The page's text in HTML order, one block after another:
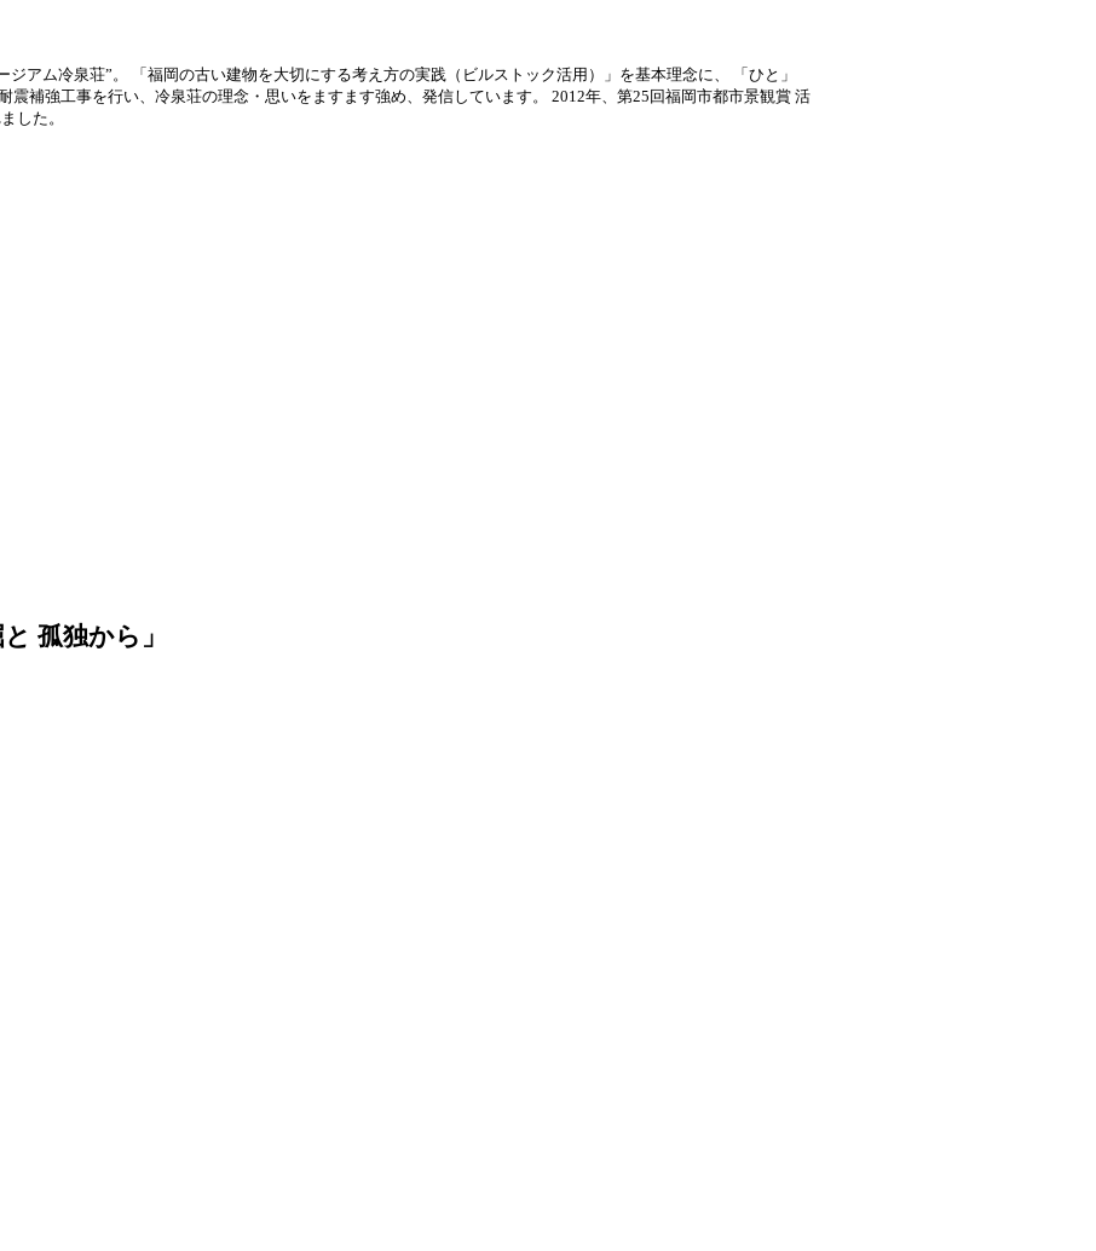
アム冷泉荘”。 「福岡の古い建物を大切にする考え方の実践（ビルストック活用）」を基本理念に、 「ひと」
震補強工事を行い、冷泉荘の理念・思いをますます強め、発信しています。 2012年、第25回福岡市都市景観賞 活
した。
孤独から」